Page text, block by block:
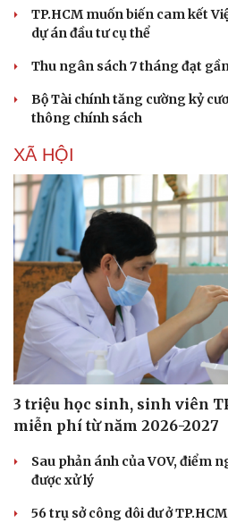
Dinh dưỡng - món ngon
Cây thuốc
Sản phụ khoa
Nam khoa
Làm đẹp - giảm cân
Ăn sạch sống khỏe
TP.HCM muốn biến cam kết
dự án đầu tư cụ thể
Thu ngân sách 7 tháng đạt
Bộ Tài chính tăng cường kỷ
thông chính sách
XÃ HỘI
3 triệu học sinh, sinh viên
miễn phí từ năm 2026-2027
Sau phản ánh của VOV, điểm
được xử lý
56 trụ sở công dôi dư ở